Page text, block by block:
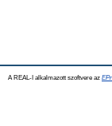
A REAL-I alkalmazott szoftvere az